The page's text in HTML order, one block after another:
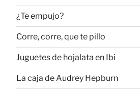
¿Te empujo?
Corre, corre, que te pillo
Juguetes de hojalata en Ibi
La caja de Audrey Hepburn